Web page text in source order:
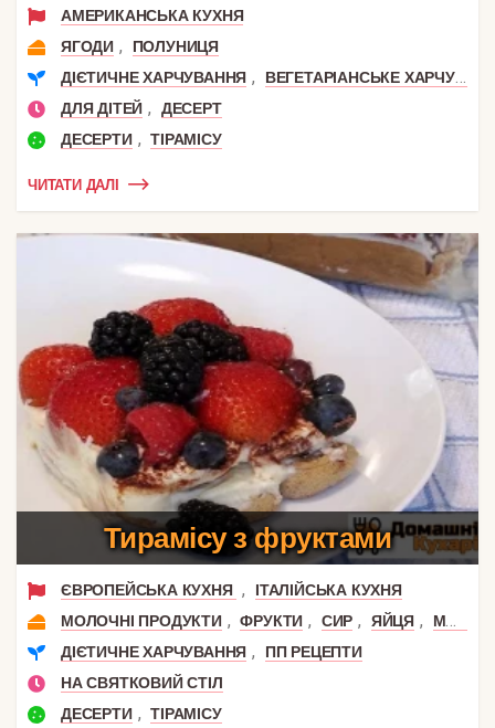
АМЕРИКАНСЬКА КУХНЯ
ЯГОДИ ,
ПОЛУНИЦЯ
ДІЄТИЧНЕ ХАРЧУВАННЯ ,
ВЕГЕТАРІАНСЬКЕ ХАРЧУВАННЯ
ДЛЯ ДІТЕЙ ,
ДЕСЕРТ
ДЕСЕРТИ , ТІРАМІСУ
ЧИТАТИ ДАЛІ
Тирамісу з фруктами
ЄВРОПЕЙСЬКА КУХНЯ ,
ІТАЛІЙСЬКА КУХНЯ
МОЛОЧНІ ПРОДУКТИ , ФРУКТИ , СИР , ЯЙЦЯ ,
МАСКАРПОНЕ
ДІЄТИЧНЕ ХАРЧУВАННЯ ,
ПП РЕЦЕПТИ
НА СВЯТКОВИЙ СТІЛ
ДЕСЕРТИ , ТІРАМІСУ